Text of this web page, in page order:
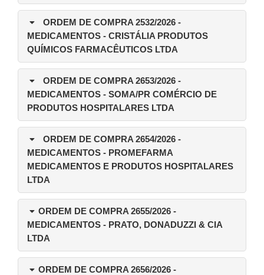
ORDEM DE COMPRA 2532/2026 -
MEDICAMENTOS - CRISTÁLIA PRODUTOS
QUÍMICOS FARMACÊUTICOS LTDA
ORDEM DE COMPRA 2653/2026 -
MEDICAMENTOS - SOMA/PR COMÉRCIO DE
PRODUTOS HOSPITALARES LTDA
ORDEM DE COMPRA 2654/2026 -
MEDICAMENTOS - PROMEFARMA
MEDICAMENTOS E PRODUTOS HOSPITALARES
LTDA
ORDEM DE COMPRA 2655/2026 -
MEDICAMENTOS - PRATO, DONADUZZI & CIA
LTDA
ORDEM DE COMPRA 2656/2026 -